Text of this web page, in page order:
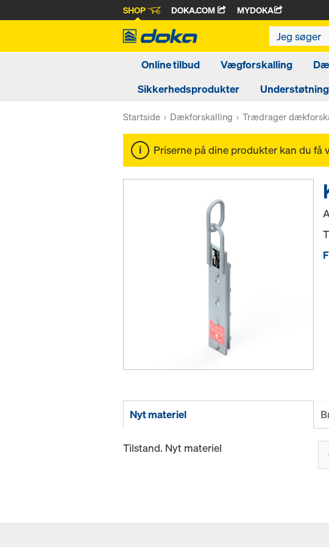
SHOP DOKA.COM MYDOKA
Online tilbud Vægforskalling
Sikkerhedsprodukter
Startside Dækforskalling Trædrager
Priserne på dine produkter kan du få
Nyt materiel
Tilstand. Nyt materiel